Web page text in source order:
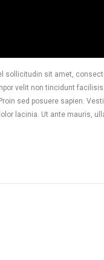
sollicitudin sit amet,
velit non tincidunt
sed posuere sapien.
lacinia. Ut ante mauris,